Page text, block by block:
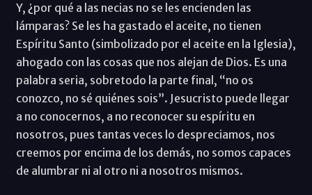
Y, ¿por qué a las necias no se les encienden las
lámparas? Se les ha gastado el aceite, no tienen
Espíritu Santo (simbolizado por el aceite en la Iglesia),
ahogado con las cosas que nos alejan de Dios. Es una
palabra seria, sobretodo la parte final, “no os
conozco, no sé quiénes sois”. Jesucristo puede llegar
a no conocernos, a no reconocer su espíritu en
nosotros, pues tantas veces lo despreciamos, nos
creemos por encima de los demás, no somos capaces
de alumbrar ni al otro ni a nosotros mismos.